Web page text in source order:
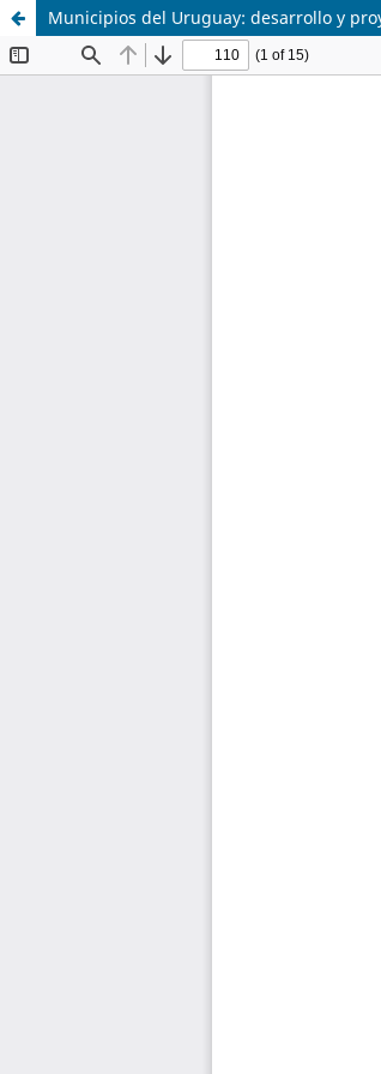
Municipios del Uruguay: desarrollo y